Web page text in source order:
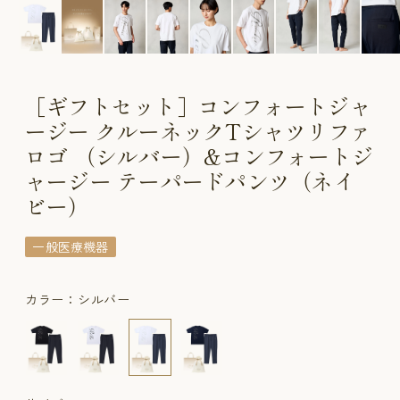
［ギフトセット］コンフォートジャ
ージー クルーネックTシャツリファ
ロゴ （シルバー）&コンフォートジ
ャージー テーパードパンツ（ネイ
ビー）
一般医療機器
カラー：シルバー